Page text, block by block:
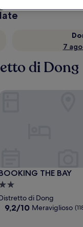
7
di Dong
THE BAY
THE BAY
2.0
di Dong
9.2
9,2/10 Meraviglioso